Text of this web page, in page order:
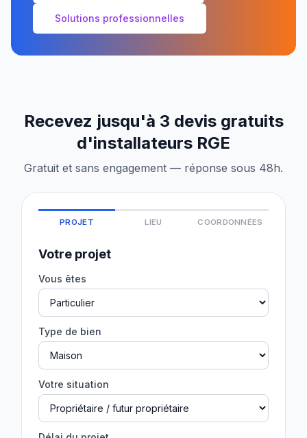
Solutions professionnelles
Recevez jusqu'à 3 devis gratuits
d'installateurs RGE
Gratuit et sans engagement — réponse sous 48h.
PROJET LIEU COORDONNÉES
Votre projet
Vous êtes
Type de bien
Votre situation